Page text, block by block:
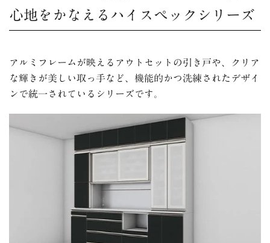
心地をかなえるハイスペックシリーズ
アルミフレームが映えるアウトセットの引き戸や、クリア
な輝きが美しい取っ手など、機能的かつ洗練されたデザイ
ンで統一されているシリーズです。